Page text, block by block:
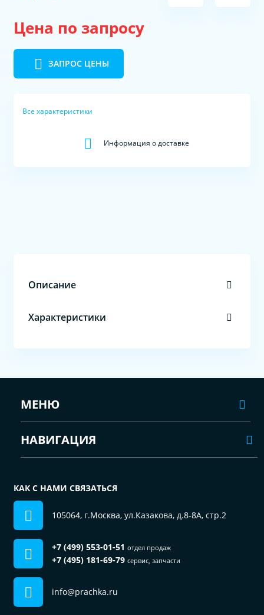
Цена по запросу
ЗАПРОС ЦЕНЫ
Все характеристики
Информация о доставке
Описание
Характеристики
МЕНЮ
НАВИГАЦИЯ
КАК С НАМИ СВЯЗАТЬСЯ
105064, г.Москва, ул.Казакова, д.8-8А, стр.2
+7 (499) 553-01-51 отдел продаж
+7 (495) 181-69-79 сервис, запчасти
info@prachka.ru